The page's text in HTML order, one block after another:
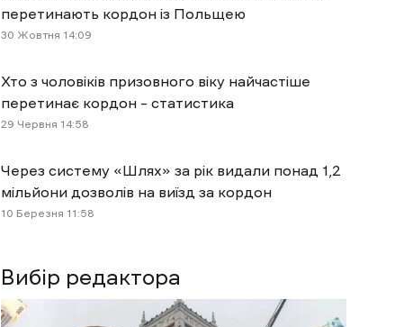
Вибір редактора
перетинають кордон із Польщею
30 Жовтня 14:09
Хто з чоловіків призовного віку найчастіше
перетинає кордон – статистика
29 Червня 14:58
Через систему «Шлях» за рік видали понад 1,2
мільйони дозволів на виїзд за кордон
10 Березня 11:58